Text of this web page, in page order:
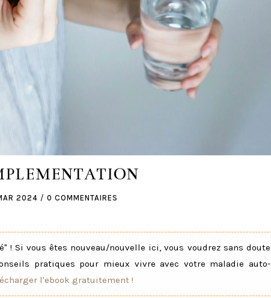
2024 / 0 COMMENTAIRES
! Si vous êtes nouveau/nouvelle ici, vous voudrez sans doute
pratiques pour mieux vivre avec votre maladie auto-
l'ebook gratuitement !